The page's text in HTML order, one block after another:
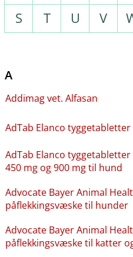
S
T U V
A
Addimag vet. Alfasan
AdTab Elanco
AdTab Elanco tyggetabletter
450 mg og 900 mg til hund
Advocate Bayer Animal
påflekkingsvæske til hunder
Advocate Bayer Animal
påflekkingsvæske til katter